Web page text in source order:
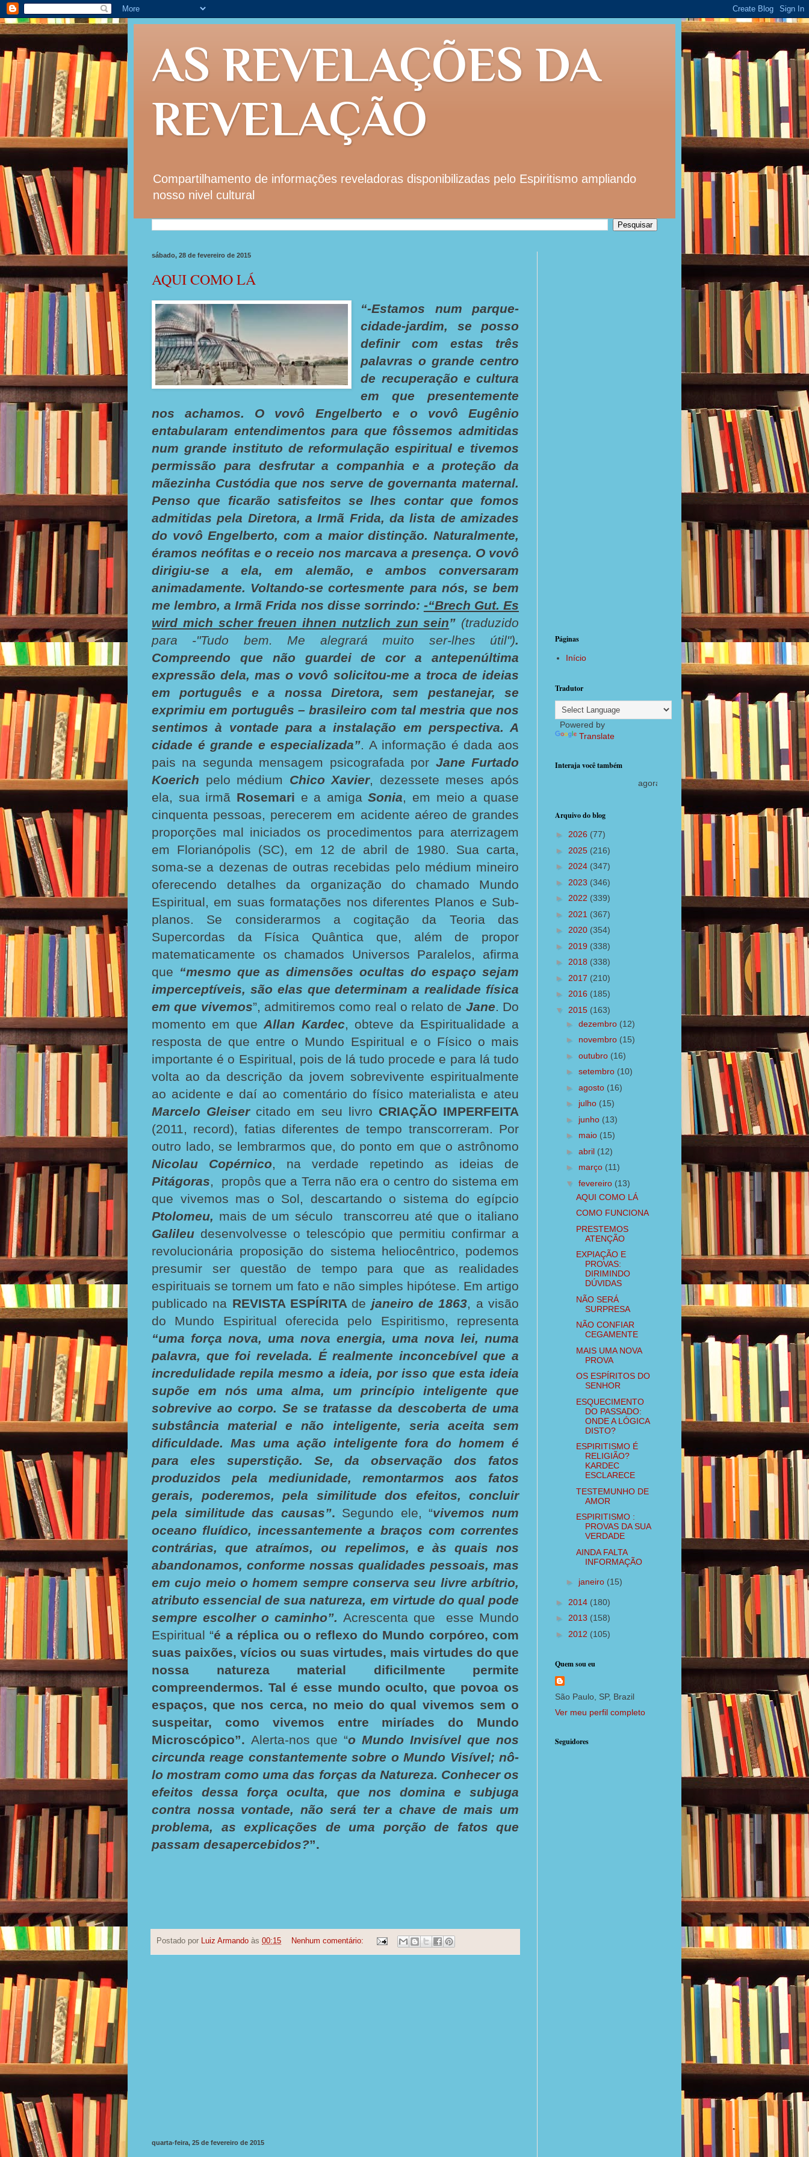
AS REVELAÇÕES DA
REVELAÇÃO
Compartilhamento de informações reveladoras disponibilizadas pelo Espiritismo ampliando
nosso nivel cultural
sábado, 28 de fevereiro de 2015
AQUI COMO LÁ
“-Estamos num parque-
cidade-jardim, se posso
definir com estas três
palavras o grande centro
de recuperação e cultura
em que presentemente
nos achamos. O vovô Engelberto e o vovô Eugênio
entabularam entendimentos para que fôssemos admitidas
num grande instituto de reformulação espiritual e tivemos
permissão para desfrutar a companhia e a proteção da
mãezinha Custódia que nos serve de governanta maternal.
Penso que ficarão satisfeitos se lhes contar que fomos
admitidas pela Diretora, a Irmã Frida, da lista de amizades
do vovô Engelberto, com a maior distinção. Naturalmente,
éramos neófitas e o receio nos marcava a presença. O vovô
dirigiu-se a ela, em alemão, e ambos conversaram
animadamente. Voltando-se cortesmente para nós, se bem
me lembro, a Irmã Frida nos disse sorrindo: -“Brech Gut. Es
wird mich scher freuen ihnen nutzlich zun sein” (traduzido
para -"Tudo bem. Me alegrará muito ser-lhes útil").
Compreendo que não guardei de cor a antepenúltima
expressão dela, mas o vovô solicitou-me a troca de ideias
em português e a nossa Diretora, sem pestanejar, se
exprimiu em português – brasileiro com tal mestria que nos
sentimos à vontade para a instalação em perspectiva. A
cidade é grande e especializada”. A informação é dada aos
pais na segunda mensagem psicografada por Jane Furtado
Koerich pelo médium Chico Xavier, dezessete meses após
ela, sua irmã Rosemari e a amigaSonia, em meio a quase
cinquenta pessoas, perecerem em acidente aéreo de grandes
proporções mal iniciados os procedimentos para aterrizagem
em Florianópolis (SC), em 12 de abril de 1980. Sua carta,
soma-se a dezenas de outras recebidas pelo médium mineiro
oferecendo detalhes da organização do chamado Mundo
Espiritual, em suas formatações nos diferentes Planos e Sub-
planos. Se considerarmos a cogitação da Teoria das
Supercordas da Física Quântica que, além de propor
matematicamente os chamados Universos Paralelos, afirma
que “mesmo que as dimensões ocultas do espaço sejam
imperceptíveis, são elas que determinam a realidade física
em que vivemos”, admitiremos como real o relato de Jane. Do
momento em queAllan Kardec, obteve da Espiritualidade a
resposta de que entre o Mundo Espiritual e o Físico o mais
importante é o Espiritual, pois de lá tudo procede e para lá tudo
volta ao da descrição da jovem sobrevivente espiritualmente
ao acidente e daí ao comentário do físico materialista e ateu
Marcelo Gleisercitado em seu livro CRIAÇÃO IMPERFEITA
(2011, record), fatias diferentes de tempo transcorreram. Por
outro lado, se lembrarmos que, do ponto em que o astrônomo
Nicolau Copérnico, na verdade repetindo as ideias de
Pitágoras, propôs que a Terra não era o centro do sistema em
que vivemos mas o Sol, descartando o sistema do egípcio
Ptolomeu, mais de um século transcorreu até que o italiano
Galileu desenvolvesse o telescópio que permitiu confirmar a
revolucionária proposição do sistema heliocêntrico, podemos
presumir ser questão de tempo para que as realidades
espirituais se tornem um fato e não simples hipótese. Em artigo
publicado na REVISTA ESPÍRITA de janeiro de 1863, a visão
do Mundo Espiritual oferecida pelo Espiritismo, representa
“uma força nova, uma nova energia, uma nova lei, numa
palavra, que foi revelada. É realmente inconcebível que a
incredulidade repila mesmo a ideia, por isso que esta ideia
supõe em nós uma alma, um princípio inteligente que
sobrevive ao corpo. Se se tratasse da descoberta de uma
substância material e não inteligente, seria aceita sem
dificuldade. Mas uma ação inteligente fora do homem é
para eles superstição. Se, da observação dos fatos
produzidos pela mediunidade, remontarmos aos fatos
gerais, poderemos, pela similitude dos efeitos, concluir
pela similitude das causas”. Segundo ele, “vivemos num
oceano fluídico, incessantemente a braços com correntes
contrárias, que atraímos, ou repelimos, e às quais nos
abandonamos, conforme nossas qualidades pessoais, mas
em cujo meio o homem sempre conserva seu livre arbítrio,
atributo essencial de sua natureza, em virtude do qual pode
sempre escolher o caminho”. Acrescenta que esse Mundo
Espiritual “é a réplica ou o reflexo do Mundo corpóreo, com
suas paixões, vícios ou suas virtudes, mais virtudes do que
nossa natureza material dificilmente permite
compreendermos. Tal é esse mundo oculto, que povoa os
espaços, que nos cerca, no meio do qual vivemos sem o
suspeitar, como vivemos entre miríades do Mundo
Microscópico”. Alerta-nos que “o Mundo Invisível que nos
circunda reage constantemente sobre o Mundo Visível; nô-
lo mostram como uma das forças da Natureza. Conhecer os
efeitos dessa força oculta, que nos domina e subjuga
contra nossa vontade, não será ter a chave de mais um
problema, as explicações de uma porção de fatos que
passam desapercebidos?”.
Postado por Luiz Armando às 00:15 Nenhum comentário:
quarta-feira, 25 de fevereiro de 2015
Páginas
Início
Tradutor
Powered by
Translate
Interaja você também
agora com postagens diárias
Arquivo do blog
► 2026 (77)
► 2025 (216)
► 2024 (347)
► 2023 (346)
► 2022 (339)
► 2021 (367)
► 2020 (354)
► 2019 (338)
► 2018 (338)
► 2017 (210)
► 2016 (185)
▼ 2015 (163)
► dezembro (12)
► novembro (15)
► outubro (16)
► setembro (10)
► agosto (16)
► julho (15)
► junho (13)
► maio (15)
► abril (12)
► março (11)
▼ fevereiro (13)
AQUI COMO LÁ
COMO FUNCIONA
PRESTEMOS
ATENÇÃO
EXPIAÇÃO E
PROVAS:
DIRIMINDO
DÚVIDAS
NÃO SERÁ
SURPRESA
NÃO CONFIAR
CEGAMENTE
MAIS UMA NOVA
PROVA
OS ESPÍRITOS DO
SENHOR
ESQUECIMENTO
DO PASSADO:
ONDE A LÓGICA
DISTO?
ESPIRITISMO É
RELIGIÃO?
KARDEC
ESCLARECE
TESTEMUNHO DE
AMOR
ESPIRITISMO :
PROVAS DA SUA
VERDADE
AINDA FALTA
INFORMAÇÃO
► janeiro (15)
► 2014 (180)
► 2013 (158)
► 2012 (105)
Quem sou eu
São Paulo, SP, Brazil
Ver meu perfil completo
Seguidores